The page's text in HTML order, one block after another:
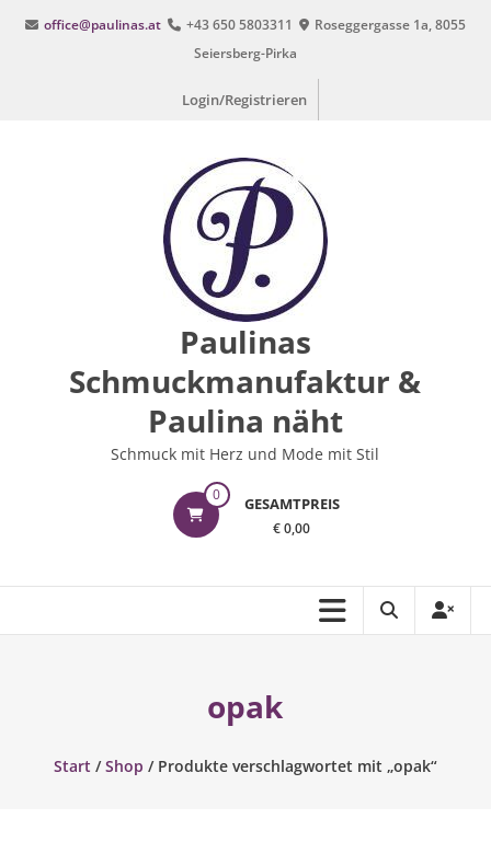
Inhalt
office@paulinas.at +43 650 5803311
Roseggergasse 1a, 8055
Seiersberg-Pirka
Login/Registrieren
Paulinas
Schmuckmanufaktur &
Paulina näht
Schmuck mit Herz und Mode mit Stil
0 GESAMTPREIS
€ 0,00
opak
Start /Shop / Produkte verschlagwortet mit „opak“